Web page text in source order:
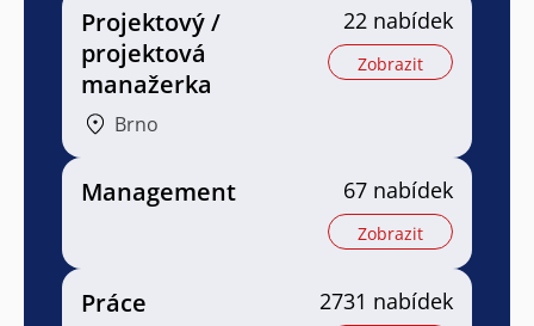
Projektový /
projektová
manažerka
Brno
22 nabídek
Zobrazit
Management 67 nabídek
Zobrazit
Práce 2731 nabídek